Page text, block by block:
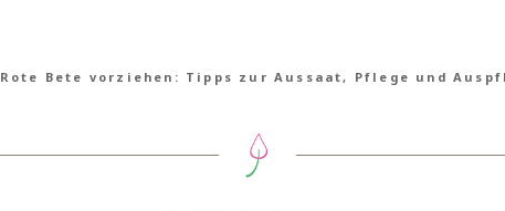
Rote Bete vorziehen: Tipps zur Aussaat, Pflege und